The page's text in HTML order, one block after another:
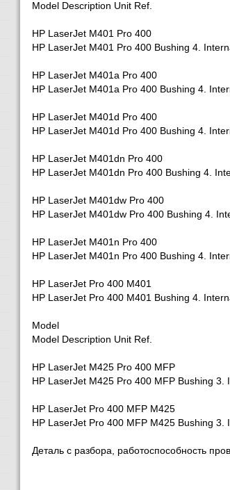
Model Description Unit Ref.
HP LaserJet M401 Pro 400
HP LaserJet M401 Pro 400 Bushing 4.
HP LaserJet M401a Pro 400
HP LaserJet M401a Pro 400 Bushing 4.
HP LaserJet M401d Pro 400
HP LaserJet M401d Pro 400 Bushing 4.
HP LaserJet M401dn Pro 400
HP LaserJet M401dn Pro 400 Bushing 4.
HP LaserJet M401dw Pro 400
HP LaserJet M401dw Pro 400 Bushing 4.
HP LaserJet M401n Pro 400
HP LaserJet M401n Pro 400 Bushing 4.
HP LaserJet Pro 400 M401
HP LaserJet Pro 400 M401 Bushing 4.
Model
Model Description Unit Ref.
HP LaserJet M425 Pro 400 MFP
HP LaserJet M425 Pro 400 MFP Bushing 3.
HP LaserJet Pro 400 MFP M425
HP LaserJet Pro 400 MFP M425 Bushing 3.
Деталь с разбора, работоспособность